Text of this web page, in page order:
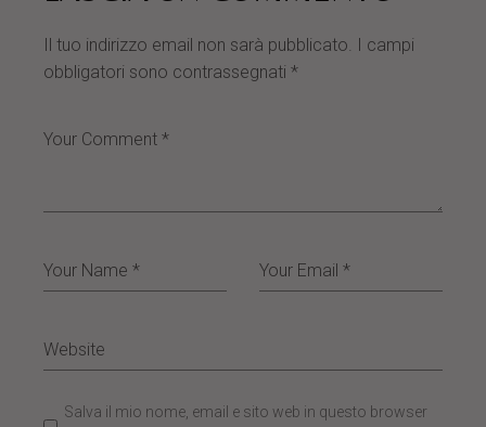
Il tuo indirizzo email non sarà pubblicato. I campi
obbligatori sono contrassegnati*
Salva il mio nome, email e sito web in questo browser